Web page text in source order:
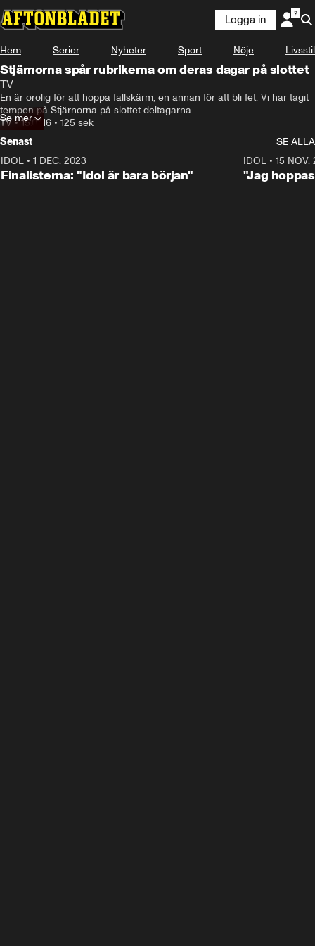
Logga in
Hem Serier Nyheter Sport Nöje Livsstil
Stjärnorna spår rubrikerna om deras dagar på slottet
TV
En är orolig för att hoppa fallskärm, en annan för att bli fet. Vi har tagit
tempen på Stjärnorna på slottet-deltagarna.
TV •15.07.16 • 125 sek
Se mer
Senast
SE ALLA
IDOL • 1 DEC. 2023
Finalisterna: "Idol är bara början"
IDOL• 15 NOV.
"Jag